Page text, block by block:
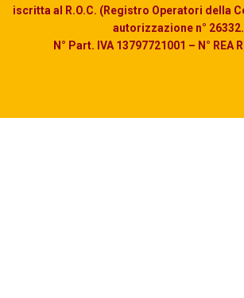
iscritta al R.O.C. (Registro Operatori della
autorizzazione n° 26332.
N° Part. IVA 13797721001 – N° REA